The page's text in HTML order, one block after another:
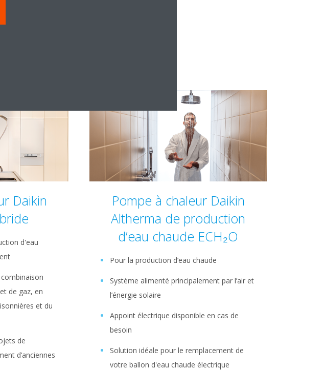
Daikin
d'eau
de gaz, en
et du
de
d’anciennes
Pompe à chaleur Daikin
Altherma de production
d’eau chaude ECH₂O
Pour la production d’eau chaude
Système alimenté principalement par l’air et
l’énergie solaire
Appoint électrique disponible en cas de
besoin
Solution idéale pour le remplacement de
votre ballon d'eau chaude électrique